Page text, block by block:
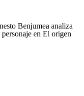
Benjumea analiza
en El origen